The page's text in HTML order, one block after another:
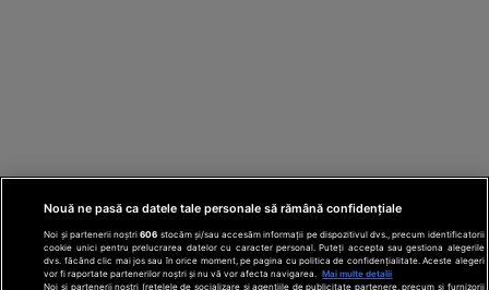
Nouă ne pasă ca datele tale personale să rămână confidențiale
Noi și partenerii noștri606 stocăm și/sau accesăm informații pe dispozitivul dvs., precum identificatorii
cookie unici pentru prelucrarea datelor cu caracter personal. Puteți accepta sau gestiona alegerile
dvs. făcând clic mai jos sau în orice moment, pe pagina cu politica de confidențialitate. Aceste alegeri
vor fi raportate partenerilor noștri și nu vă vor afecta navigarea.
Mai multe detalii
Noi si partenerii nostri (retelele de socializare si agentiile de publicitate partenere, precum si furnizorii